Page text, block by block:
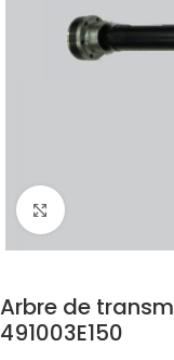
Click to enlarge
Arbre de
491003E150